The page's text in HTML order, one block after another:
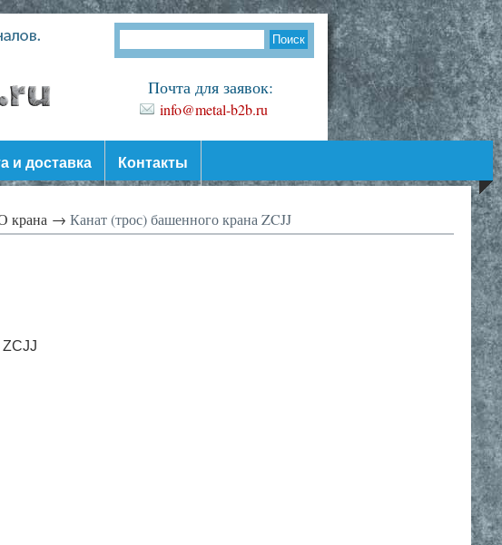
Почта для заявок:
info@metal-b2b.ru
и доставка Контакты
крана → Канат (трос) башенного крана ZCJJ